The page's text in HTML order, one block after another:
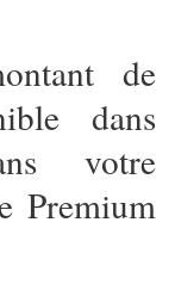
de
dans
votre
Premium